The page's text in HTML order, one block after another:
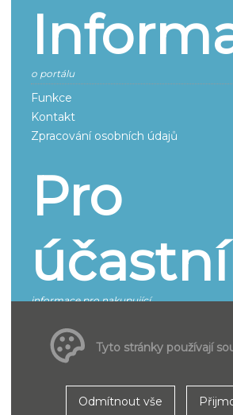
o portálu
Funkce
Kontakt
Zpracování osobních údajů
Pro
informace pro nakupující
Smluvní podmínky pro účastníky
Tyto stránky používají
Odmítnout vše